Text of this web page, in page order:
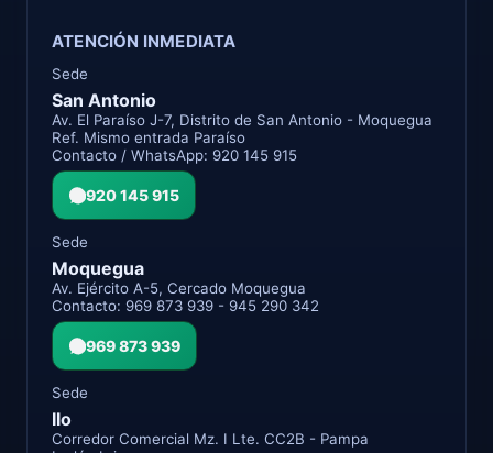
ATENCIÓN INMEDIATA
Sede
San Antonio
Av. El Paraíso J-7, Distrito de San Antonio - Moquegua
Ref. Mismo entrada Paraíso
Contacto / WhatsApp: 920 145 915
920 145 915
Sede
Moquegua
Av. Ejército A-5, Cercado Moquegua
Contacto: 969 873 939 - 945 290 342
969 873 939
Sede
Ilo
Corredor Comercial Mz. I Lte. CC2B - Pampa